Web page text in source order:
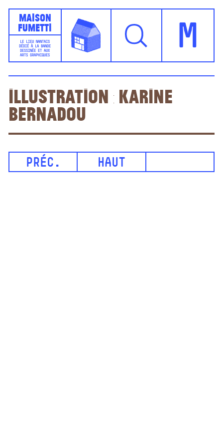
Maison
Fumetti
LE LIEU NANTAIS
DÉDIÉ À LA BANDE
DESSINÉE ET AUX
ARTS GRAPHIQUES
M
Illustration : Karine
Bernadou
PRÉC. HAUT